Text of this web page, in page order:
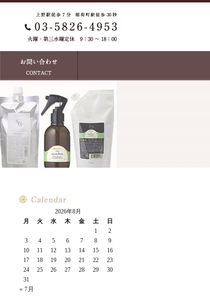
2026年8月
月
火 水 木 金 土
日
1
2
3
4 5 6 7 8
9
10
11 12 13 14 15
16
17
18 19 20 21 22
23
24
25 26 27 28 29
30
31
« 7月